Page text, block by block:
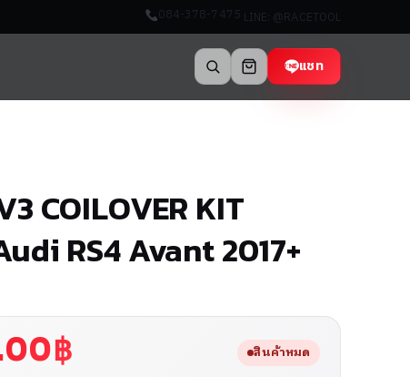
084-378-7475 LINE: @RACETOOL
แชท
COILOVER KIT
RS4 Avant 2017+
฿ สินค้าหมด